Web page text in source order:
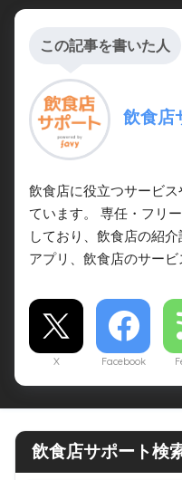
この記事を書いた人
飲食店
飲食店に役立つサービ
ています。 専任・フリ
しており、飲食店の紹介
アプリ、飲食店のサービ
X Facebook
飲食店サポート検